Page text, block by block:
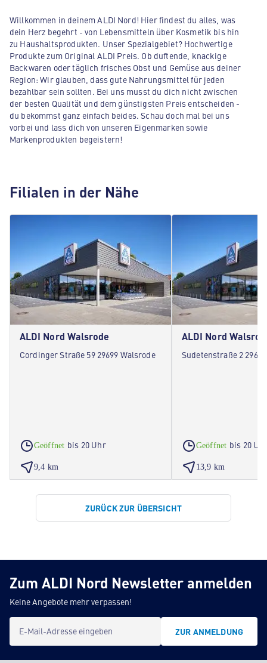
Willkommen in deinem ALDI Nord! Hier findest du alles, was
dein Herz begehrt - von Lebensmitteln über Kosmetik bis hin
zu Haushaltsprodukten. Unser Spezialgebiet? Hochwertige
Produkte zum Original ALDI Preis. Ob duftende, knackige
Backwaren oder täglich frisches Obst und Gemüse aus deiner
Region: Wir glauben, dass gute Nahrungsmittel für jeden
bezahlbar sein sollten. Bei uns musst du dich nicht zwischen
der besten Qualität und dem günstigsten Preis entscheiden -
du bekommst ganz einfach beides. Schau doch mal bei uns
vorbei und lass dich von unseren Eigenmarken sowie
Markenprodukten begeistern!
Filialen in der Nähe
ALDI Nord Walsrode
Cordinger Straße 59 29699 Walsrode
Geöffnet bis 20 Uhr
9,4 km
ALDI Nord
Sudetenstraße 2
Geöffnet bis 20
13,9 km
ZURÜCK ZUR ÜBERSICHT
Zum ALDI Nord Newsletter anmelden
Keine Angebote mehr verpassen!
E-Mail-Adresse eingeben ZUR ANMELDUNG